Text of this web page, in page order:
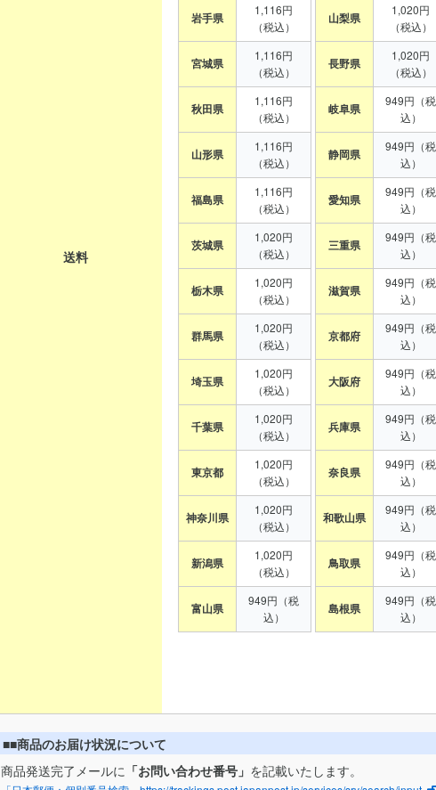
送料
岩手県
1,116円
（税込）
宮城県
1,116円
（税込）
秋田県
1,116円
（税込）
山形県
1,116円
（税込）
福島県
1,116円
（税込）
茨城県
1,020円
（税込）
栃木県
1,020円
（税込）
群馬県
1,020円
（税込）
埼玉県
1,020円
（税込）
千葉県
1,020円
（税込）
東京都
1,020円
（税込）
神奈川県
1,020円
（税込）
新潟県
1,020円
（税込）
富山県
949円（税
込）
山梨県
1,020円
（税込）
長野県
1,020円
（税込）
岐阜県
949円（税
込）
静岡県
949円（税
込）
愛知県
949円（税
込）
三重県
949円（税
込）
滋賀県
949円（税
込）
京都府
949円（税
込）
大阪府
949円（税
込）
兵庫県
949円（税
込）
奈良県
949円（税
込）
和歌山県
949円（税
込）
鳥取県
949円（税
込）
島根県
949円（税
込）
■■商品のお届け状況について
商品発送完了メールに 「お問い合わせ番号」 を記載いたします。